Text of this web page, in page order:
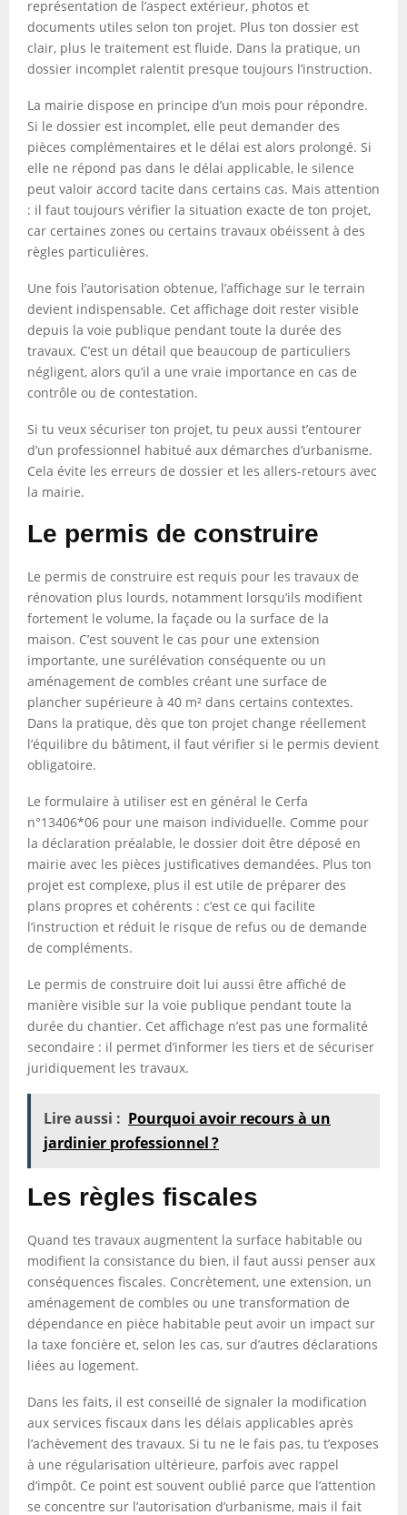
représentation de l’aspect extérieur, photos et
documents utiles selon ton projet. Plus ton dossier est
clair, plus le traitement est fluide. Dans la pratique, un
dossier incomplet ralentit presque toujours l’instruction.
La mairie dispose en principe d’un mois pour répondre.
Si le dossier est incomplet, elle peut demander des
pièces complémentaires et le délai est alors prolongé. Si
elle ne répond pas dans le délai applicable, le silence
peut valoir accord tacite dans certains cas. Mais attention
: il faut toujours vérifier la situation exacte de ton projet,
car certaines zones ou certains travaux obéissent à des
règles particulières.
Une fois l’autorisation obtenue, l’affichage sur le terrain
devient indispensable. Cet affichage doit rester visible
depuis la voie publique pendant toute la durée des
travaux. C’est un détail que beaucoup de particuliers
négligent, alors qu’il a une vraie importance en cas de
contrôle ou de contestation.
Si tu veux sécuriser ton projet, tu peux aussi t’entourer
d’un professionnel habitué aux démarches d’urbanisme.
Cela évite les erreurs de dossier et les allers-retours avec
la mairie.
Le permis de construire
Le permis de construire est requis pour les travaux de
rénovation plus lourds, notamment lorsqu’ils modifient
fortement le volume, la façade ou la surface de la
maison. C’est souvent le cas pour une extension
importante, une surélévation conséquente ou un
aménagement de combles créant une surface de
plancher supérieure à 40 m² dans certains contextes.
Dans la pratique, dès que ton projet change réellement
l’équilibre du bâtiment, il faut vérifier si le permis devient
obligatoire.
Le formulaire à utiliser est en général le Cerfa
n°13406*06 pour une maison individuelle. Comme pour
la déclaration préalable, le dossier doit être déposé en
mairie avec les pièces justificatives demandées. Plus ton
projet est complexe, plus il est utile de préparer des
plans propres et cohérents : c’est ce qui facilite
l’instruction et réduit le risque de refus ou de demande
de compléments.
Le permis de construire doit lui aussi être affiché de
manière visible sur la voie publique pendant toute la
durée du chantier. Cet affichage n’est pas une formalité
secondaire : il permet d’informer les tiers et de sécuriser
juridiquement les travaux.
Lire aussi : Pourquoi avoir recours à un
jardinier professionnel ?
Les règles fiscales
Quand tes travaux augmentent la surface habitable ou
modifient la consistance du bien, il faut aussi penser aux
conséquences fiscales. Concrètement, une extension, un
aménagement de combles ou une transformation de
dépendance en pièce habitable peut avoir un impact sur
la taxe foncière et, selon les cas, sur d’autres déclarations
liées au logement.
Dans les faits, il est conseillé de signaler la modification
aux services fiscaux dans les délais applicables après
l’achèvement des travaux. Si tu ne le fais pas, tu t’exposes
à une régularisation ultérieure, parfois avec rappel
d’impôt. Ce point est souvent oublié parce que l’attention
se concentre sur l’autorisation d’urbanisme, mais il fait